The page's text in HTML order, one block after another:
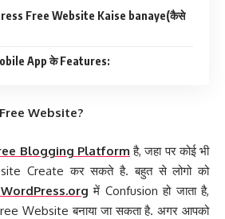
Free Website Kaise banaye(कैसे
App के Features:
Website?
Blogging Platform है, जहा पर कोई भी
Create कर सकते है. बहुत से लोगो को
में Confusion हो जाता है,
Website बनाया जा सकता है. अगर आपको